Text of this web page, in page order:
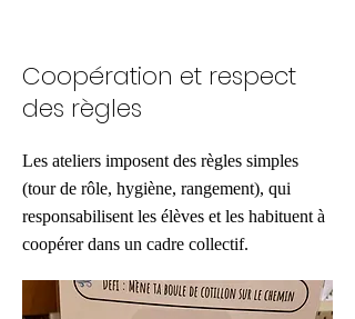
Coopération et respect
des règles
Les ateliers imposent des règles simples
(tour de rôle, hygiène, rangement), qui
responsabilisent les élèves et les habituent à
coopérer dans un cadre collectif.